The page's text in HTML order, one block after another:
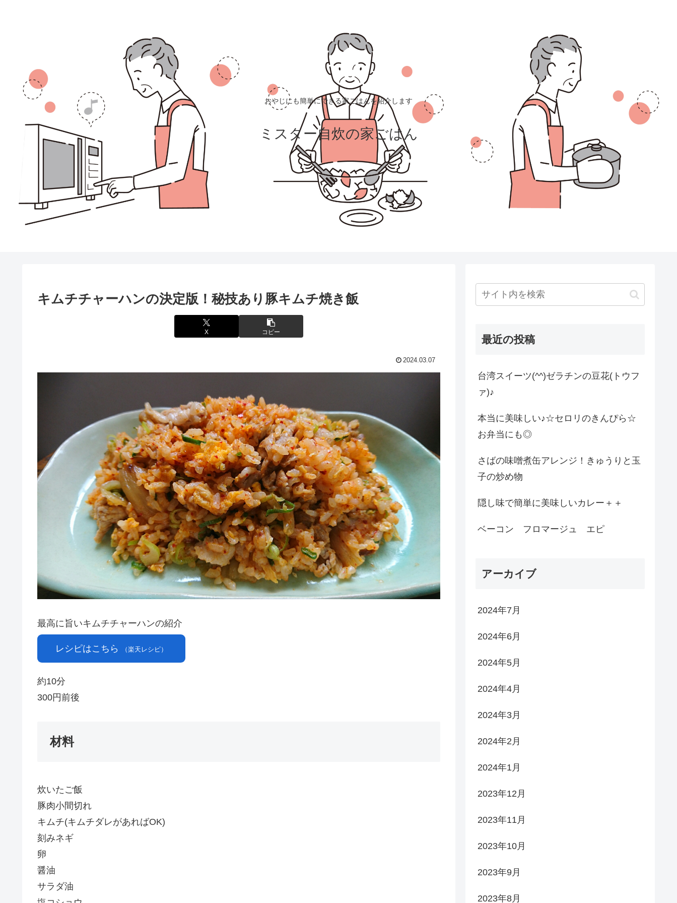
おやじにも簡単にできる家ごはんを紹介します
ミスター自炊の家ごはん
キムチチャーハンの決定版！秘技あり豚キムチ焼き飯
X コピー
2024.03.07
最高に旨いキムチチャーハンの紹介
レシピはこちら （楽天レシピ）
約10分
300円前後
材料
炊いたご飯
豚肉小間切れ
キムチ(キムチダレがあればOK)
刻みネギ
卵
醤油
サラダ油
最近の投稿
台湾スイーツ(^^)ゼラチンの豆花(トウフ
ァ)♪
本当に美味しい♪☆セロリのきんぴら☆
お弁当にも◎
さばの味噌煮缶アレンジ！きゅうりと玉
子の炒め物
隠し味で簡単に美味しいカレー＋＋
ベーコン フロマージュ エピ
アーカイブ
2024年7月
2024年6月
2024年5月
2024年4月
2024年3月
2024年2月
2024年1月
2023年12月
2023年11月
2023年10月
2023年9月
2023年8月